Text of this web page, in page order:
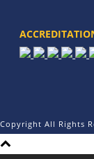
Copyright All Rights